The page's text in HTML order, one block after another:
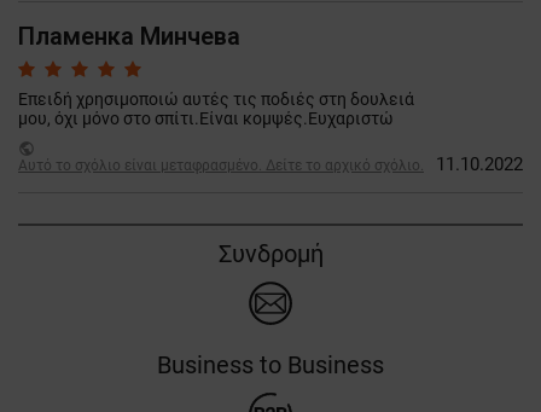
Пламенка Минчева
Επειδή χρησιμοποιώ αυτές τις ποδιές στη δουλειά
μου, όχι μόνο στο σπίτι.Είναι κομψές.Ευχαριστώ
public
Αυτό το σχόλιο είναι μεταφρασμένο. Δείτε το αρχικό σχόλιο.
11.10.2022
Συνδρομή
Business to Business